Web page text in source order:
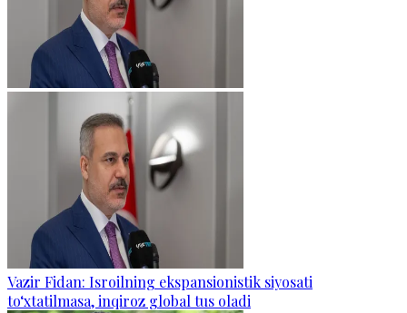
Vazir Fidan: Isroilning ekspansionistik siyosati
to‘xtatilmasa, inqiroz global tus oladi